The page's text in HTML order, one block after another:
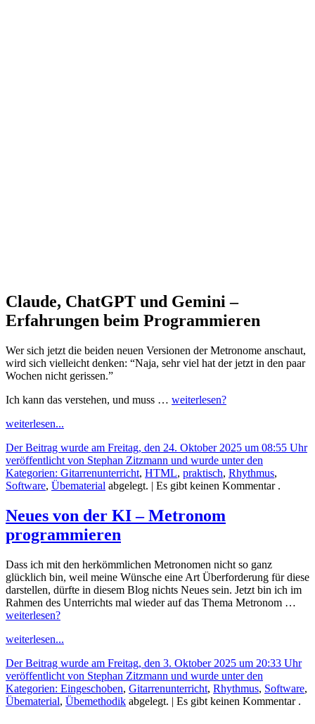
Claude, ChatGPT und Gemini –
Erfahrungen beim Programmieren
Wer sich jetzt die beiden neuen Versionen der Metronome anschaut,
wird sich vielleicht denken: “Naja, sehr viel hat der jetzt in den paar
Wochen nicht gerissen.”
Ich kann das verstehen, und muss … weiterlesen?
weiterlesen...
Der Beitrag wurde am Freitag, den 24. Oktober 2025 um 08:55 Uhr
veröffentlicht von Stephan Zitzmann und wurde unter den
Kategorien: Gitarrenunterricht, HTML, praktisch, Rhythmus,
Software, Übematerial abgelegt. | Es gibt keinen Kommentar .
Neues von der KI – Metronom
programmieren
Dass ich mit den herkömmlichen Metronomen nicht so ganz
glücklich bin, weil meine Wünsche eine Art Überforderung für diese
darstellen, dürfte in diesem Blog nichts Neues sein. Jetzt bin ich im
Rahmen des Unterrichts mal wieder auf das Thema Metronom …
weiterlesen?
weiterlesen...
Der Beitrag wurde am Freitag, den 3. Oktober 2025 um 20:33 Uhr
veröffentlicht von Stephan Zitzmann und wurde unter den
Kategorien: Eingeschoben, Gitarrenunterricht, Rhythmus, Software,
Übematerial, Übemethodik abgelegt. | Es gibt keinen Kommentar .